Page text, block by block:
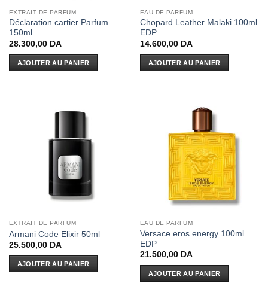
EXTRAIT DE PARFUM
Déclaration cartier Parfum
150ml
28.300,00 DA
AJOUTER AU PANIER
EAU DE PARFUM
Chopard Leather Malaki 100ml
EDP
14.600,00 DA
AJOUTER AU PANIER
EXTRAIT DE PARFUM
Armani Code Elixir 50ml
25.500,00 DA
AJOUTER AU PANIER
EAU DE PARFUM
Versace eros energy 100ml
EDP
21.500,00 DA
AJOUTER AU PANIER